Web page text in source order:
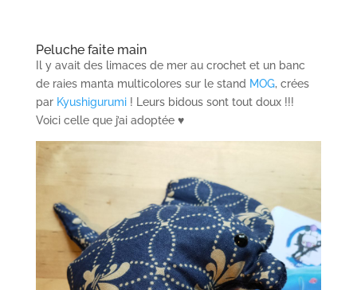
Peluche faite main
Il y avait des limaces de mer au crochet et un banc
de raies manta multicolores sur le stand MOG, crées
par Kyushigurumi! Leurs bidous sont tout doux !!!
Voici celle que j’ai adoptée ♥️